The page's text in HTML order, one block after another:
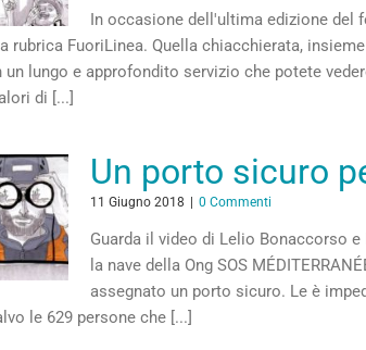
In occasione dell'ultima edizione
rubrica FuoriLinea. Quella chiacchierata,
un lungo e approfondito servizio che potete
di [...]
Un porto sicuro
11 Giugno 2018 0 Commenti
Guarda il video di Lelio Bonaccorso
la nave della Ong SOS
assegnato un porto sicuro. Le è
le 629 persone che [...]